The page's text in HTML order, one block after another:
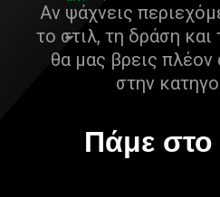
Αν ψάχνεις
το στιλ, τη δράση και
θα μας βρεις πλέον
στην
Πάμε στο